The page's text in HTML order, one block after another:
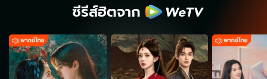
ซีรีส์ฮิตจาก